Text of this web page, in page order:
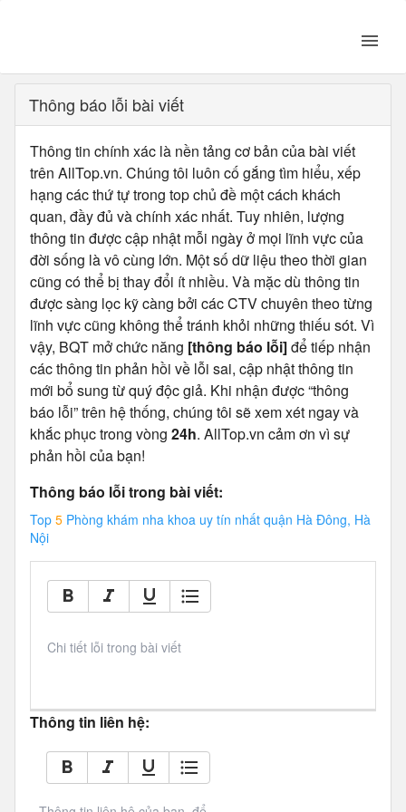
Thông báo lỗi bài viết
Thông tin chính xác là nền tảng cơ bản của bài viết
trên AllTop.vn. Chúng tôi luôn cố gắng tìm hiểu, xếp
hạng các thứ tự trong top chủ đề một cách khách
quan, đầy đủ và chính xác nhất. Tuy nhiên, lượng
thông tin được cập nhật mỗi ngày ở mọi lĩnh vực của
đời sống là vô cùng lớn. Một số dữ liệu theo thời gian
cũng có thể bị thay đổi ít nhiều. Và mặc dù thông tin
được sàng lọc kỹ càng bởi các CTV chuyên theo từng
lĩnh vực cũng không thể tránh khỏi những thiếu sót. Vì
vậy, BQT mở chức năng [thông báo lỗi]để tiếp nhận
các thông tin phản hồi về lỗi sai, cập nhật thông tin
mới bổ sung từ quý độc giả. Khi nhận được “thông
báo lỗi” trên hệ thống, chúng tôi sẽ xem xét ngay và
khắc phục trong vòng 24h. AllTop.vn cảm ơn vì sự
phản hồi của bạn!
Thông báo lỗi trong bài viết:
Top 5 Phòng khám nha khoa uy tín nhất quận Hà Đông, Hà
Nội
Chi tiết lỗi trong bài viết
Thông tin liên hệ: